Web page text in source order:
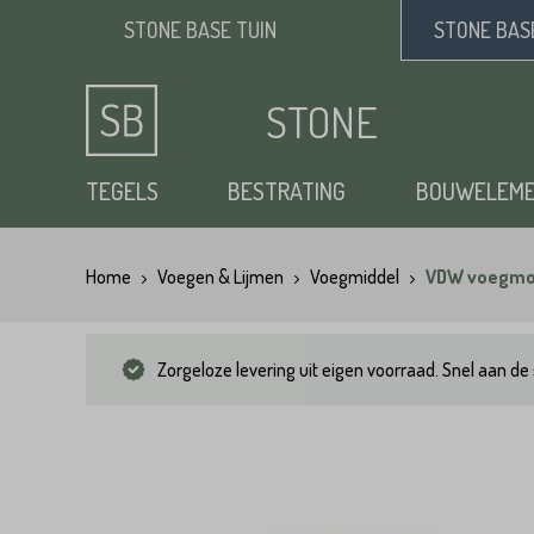
STONE BASE TUIN STONE
STONE
BASE
TEGELS
Keramische tuintegels
BESTRATING
Klinkers
Opsluitbanden
Siergrind
Vloertegels
Home Voegen & Lijmen Voegmiddel VDW
Zorgeloze levering uit eigen voorraad. Snel aan de